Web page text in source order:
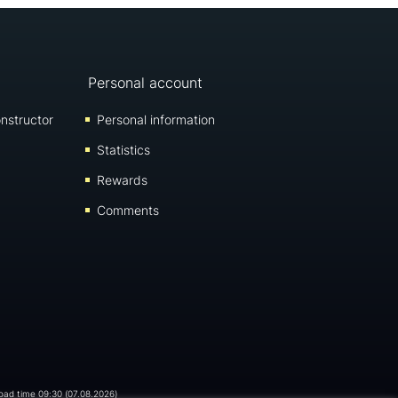
Personal account
Personal information
Statistics
Rewards
Comments
time 09:30 (07.08.2026)